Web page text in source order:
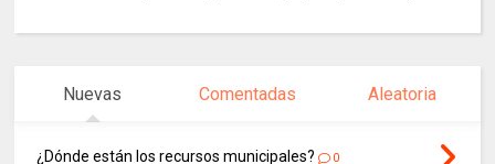
Nuevas Comentadas Aleatoria
¿Dónde están los recursos municipales? 0